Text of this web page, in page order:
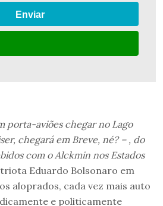
Enviar
porta-aviões chegar no Lago
chegará em Breve, né? – , do
com o Alckmin nos Estados
Eduardo Bolsonaro em
aloprados, cada vez mais auto
e politicamente